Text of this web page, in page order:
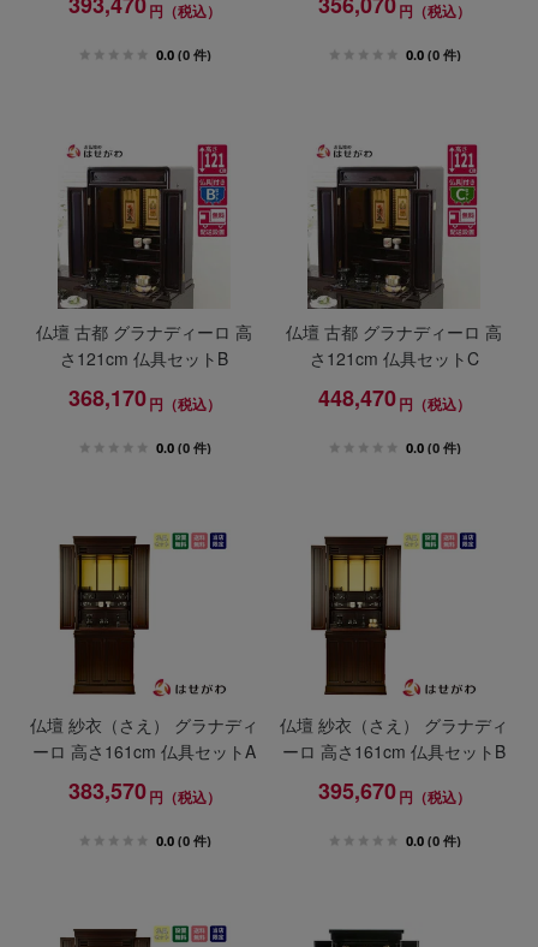
円（税込）
0.0 (0 件)
円（税込）
0.0 (0 件)
仏壇 古都 グラナディーロ 高
さ121cm 仏具セットB
368,170円（税込）
0.0 (0 件)
仏壇 古都 グラナディーロ 高
さ121cm 仏具セットC
448,470円（税込）
0.0 (0 件)
仏壇 紗衣（さえ） グラナディ
ーロ 高さ161cm 仏具セットA
383,570円（税込）
0.0 (0 件)
仏壇 紗衣（さえ） グラナディ
ーロ 高さ161cm 仏具セットB
395,670円（税込）
0.0 (0 件)